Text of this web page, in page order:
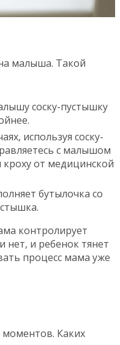
малыша. Такой
соску-пустышку
используя соску-
с малышом
от медицинской
бутылочка со
контролирует
нет, и ребенок тянет
процесс мама уже
Каких